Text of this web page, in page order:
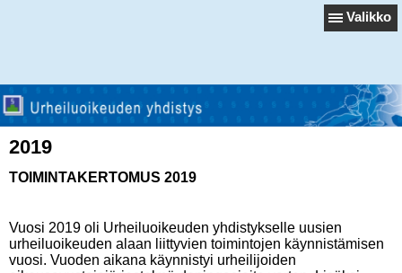
Valikko
2019
TOIMINTAKERTOMUS 2019
Vuosi 2019 oli Urheiluoikeuden yhdistykselle uusien
urheiluoikeuden alaan liittyvien toimintojen käynnistämisen
vuosi. Vuoden aikana käynnistyi urheilijoiden